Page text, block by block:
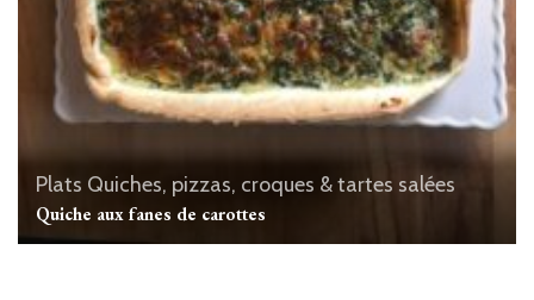
Plats Quiches, pizzas, croques & tartes salées
Quiche aux fanes de carottes